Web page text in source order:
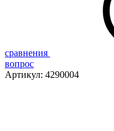
сравнения
вопрос
Артикул: 4290004